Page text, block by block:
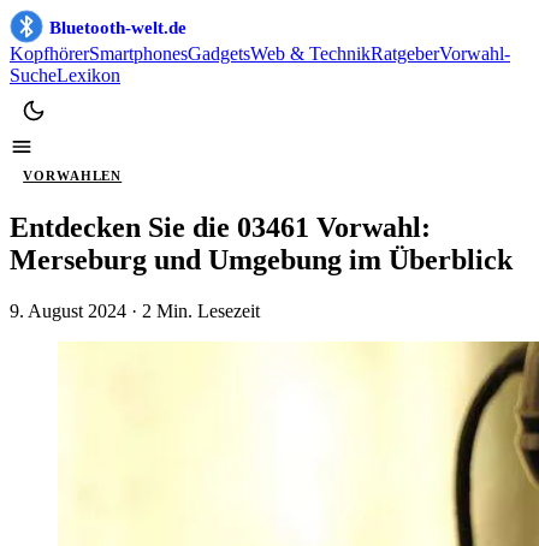
Bluetooth-welt.de
KopfhörerSmartphonesGadgetsWeb & TechnikRatgeberVorwahl-
SucheLexikon
VORWAHLEN
Entdecken Sie die 03461 Vorwahl:
Merseburg und Umgebung im Überblick
9. August 2024 · 2 Min. Lesezeit